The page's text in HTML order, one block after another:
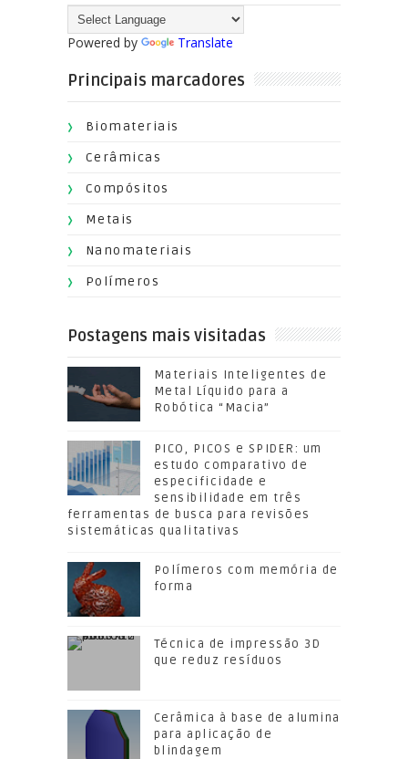
Powered by Translate
Principais marcadores
Biomateriais
Cerâmicas
Compósitos
Metais
Nanomateriais
Polímeros
Postagens mais visitadas
Materiais Inteligentes de
Metal Líquido para a
Robótica “Macia”
PICO, PICOS e SPIDER: um
estudo comparativo de
especificidade e
sensibilidade em três
ferramentas de busca para revisões
sistemáticas qualitativas
Polímeros com memória de
forma
Técnica de impressão 3D
que reduz resíduos
Cerâmica à base de alumina
para aplicação de
blindagem